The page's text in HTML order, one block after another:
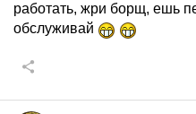
работать, жри борщ, ешь
обслуживай